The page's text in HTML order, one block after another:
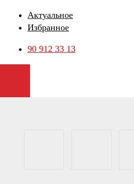
Актуальное
Избранное
90 912 33 13